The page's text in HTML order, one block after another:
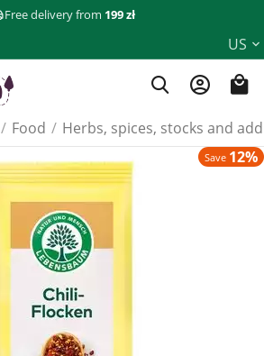
Free delivery from 199 zł
US
/ Food / Herbs, spices, stocks and
Save 12%